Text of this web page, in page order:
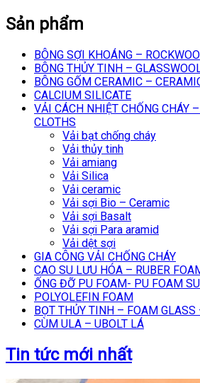
Sản phẩm
BÔNG SỢI KHOÁNG –
BÔNG THỦY TINH –
BÔNG GỐM CERAMIC –
CALCIUM SILICATE
VẢI CÁCH NHIỆT CHỐNG CHÁY
CLOTHS
Vải bạt chống cháy
Vải thủy tinh
Vải amiang
Vải Silica
Vải ceramic
Vải sợi Bio – Ceramic
Vải sợi Basalt
Vải sợi Para aramid
Vải dệt sợi
GIA CÔNG VẢI CHỐNG CHÁY
CAO SU LƯU HÓA – RUBER
ỐNG ĐỠ PU FOAM- PU FOAM
POLYOLEFIN FOAM
BỌT THỦY TINH – FOAM GLASS
CÙM ULA – UBOLT LÁ
Tin tức mới nhất